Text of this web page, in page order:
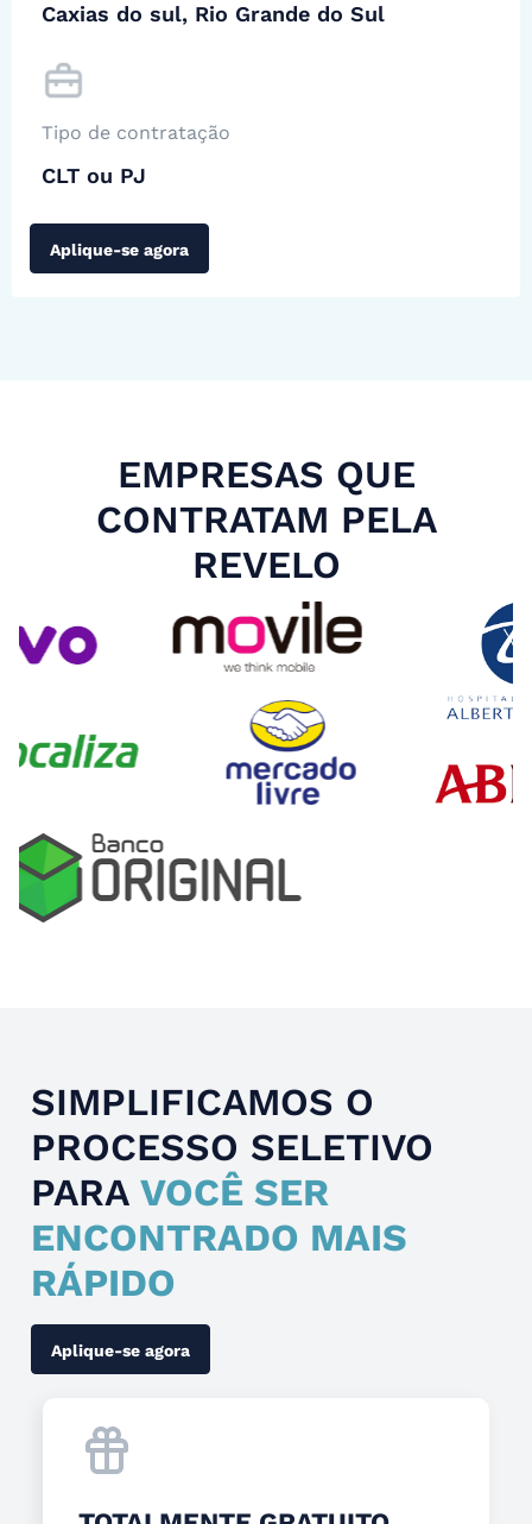
Caxias do sul, Rio Grande do Sul
Tipo de contratação
CLT ou PJ
Aplique-se agora
EMPRESAS QUE
CONTRATAM PELA
REVELO
SIMPLIFICAMOS O
PROCESSO SELETIVO
PARA VOCÊ SER
ENCONTRADO MAIS
RÁPIDO
Aplique-se agora